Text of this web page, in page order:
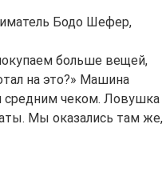
Бодо Шефер,
больше вещей,
на это?» Машина
средним чеком. Ловушка
Мы оказались там же,